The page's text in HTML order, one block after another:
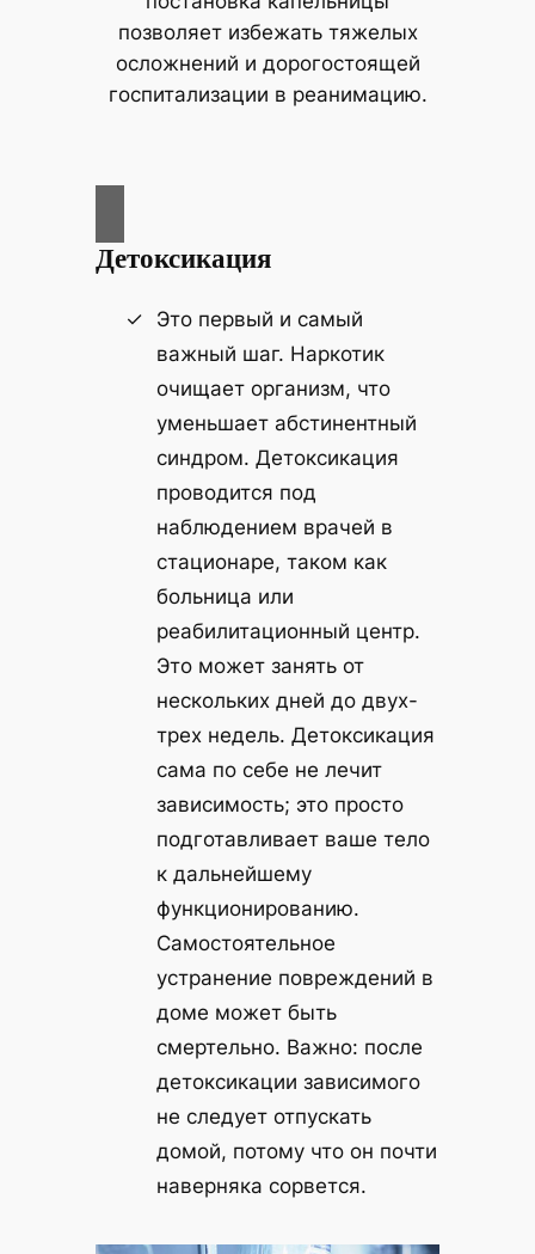
позволяет избежать тяжелых
осложнений и дорогостоящей
госпитализации в реанимацию.
Детоксикация
Это первый и самый
важный шаг. Наркотик
очищает организм, что
уменьшает абстинентный
синдром. Детоксикация
проводится под
наблюдением врачей в
стационаре, таком как
больница или
реабилитационный центр.
Это может занять от
нескольких дней до двух-
трех недель. Детоксикация
сама по себе не лечит
зависимость; это просто
подготавливает ваше тело
к дальнейшему
функционированию.
Самостоятельное
устранение повреждений в
доме может быть
смертельно. Важно: после
детоксикации зависимого
не следует отпускать
домой, потому что он почти
наверняка сорвется.